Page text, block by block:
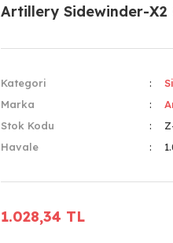
Artillery Sidewinder-X2
Kategori
Marka
Stok Kodu
Havale
1.028,34 TL